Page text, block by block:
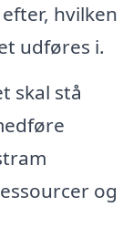
hvilken
udføres i.
skal stå
og